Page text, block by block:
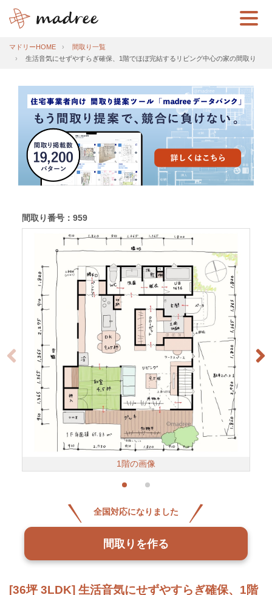
マドリーHOME
間取り一覧
生活音気にせずやすらぎ確保、1階でほぼ完結するリビング中心の家の間取り
[36坪 3LDK] 生活音気にせずやすらぎ確保、1階
間取り番号：959
1階の画像
全国対応になりました
間取りを作る